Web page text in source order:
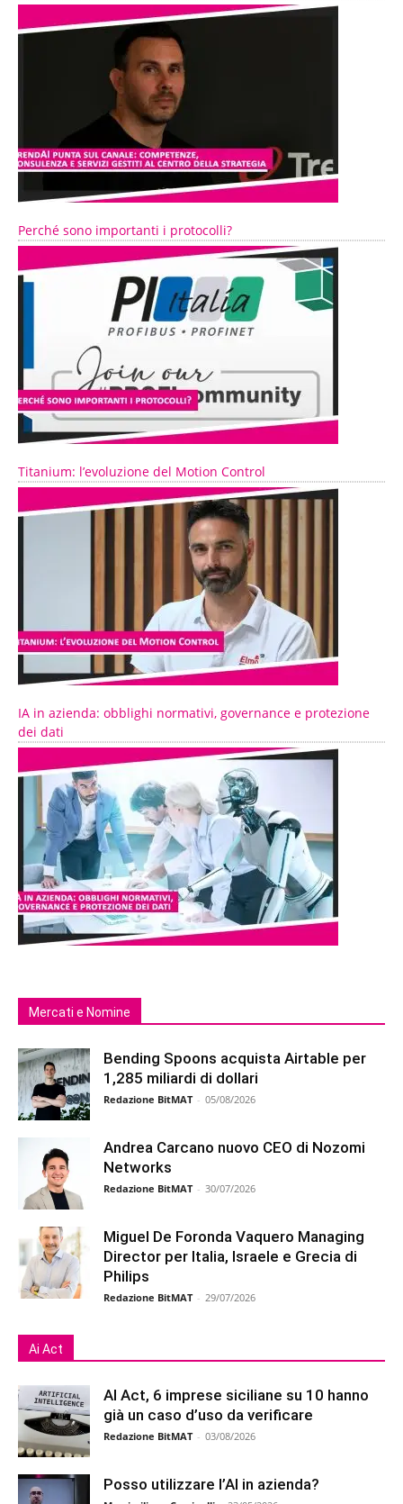
Perché sono importanti i protocolli?
Titanium: l’evoluzione del Motion Control
IA in azienda: obblighi normativi, governance e protezione
dei dati
Mercati e Nomine
Bending Spoons acquista Airtable per
1,285 miliardi di dollari
Redazione BitMAT - 05/08/2026
Andrea Carcano nuovo CEO di Nozomi
Networks
Redazione BitMAT - 30/07/2026
Miguel De Foronda Vaquero Managing
Director per Italia, Israele e Grecia di
Philips
Redazione BitMAT - 29/07/2026
Ai Act
AI Act, 6 imprese siciliane su 10 hanno
già un caso d’uso da verificare
Redazione BitMAT - 03/08/2026
Posso utilizzare l’AI in azienda?